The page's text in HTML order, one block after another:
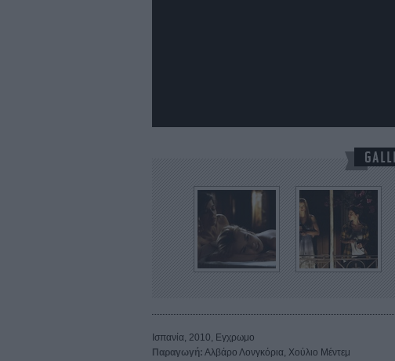
Ισπανία, 2010, Εγχρωμο
Παραγωγή: Αλβάρο Λονγκόρια, Χούλιο Μέντεμ